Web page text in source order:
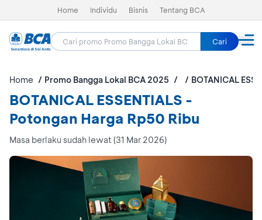
Home Individu Bisnis Tentang BCA
Cari
Home Promo Bangga Lokal BCA 2025 BOTANICAL
BOTANICAL ESSENTIALS -
Potongan Harga Rp50 Ribu
Masa berlaku sudah lewat (31 Mar 2026)